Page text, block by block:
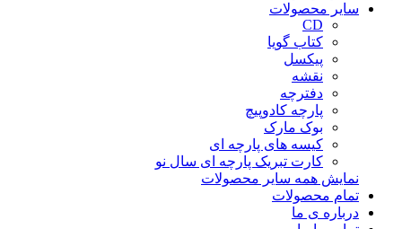
سایر محصولات
CD
کتاب گویا
پیکسل
نقشه
دفترچه
پارچه کادوپیچ
بوک مارک
کیسه های پارچه ای
کارت تبریک پارچه ای سال نو
نمایش همه سایر محصولات
تمام محصولات
درباره ی ما